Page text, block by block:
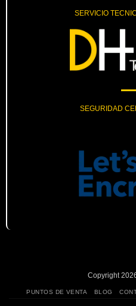
SERVICIO
SEGURIDAD
Copyright
PUNTOS DE VENTA BLOG